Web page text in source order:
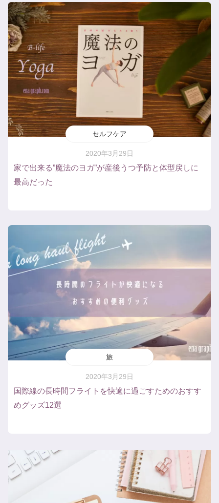
セルフケア
2020年3月29日
家で出来る”魔法のヨガ”が産後うつ予防と体型戻しに
最高だった
旅
2020年3月29日
国際線の長時間フライトを快適に過ごすためのおすす
めグッズ12選